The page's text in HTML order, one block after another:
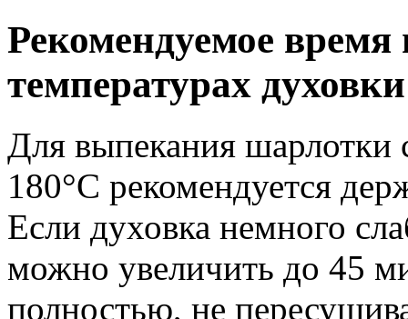
Рекомендуемое
температурах духовки
Для выпекания шарлотки
180°C рекомендуется
Если духовка немного
можно увеличить до 45
полностью, не